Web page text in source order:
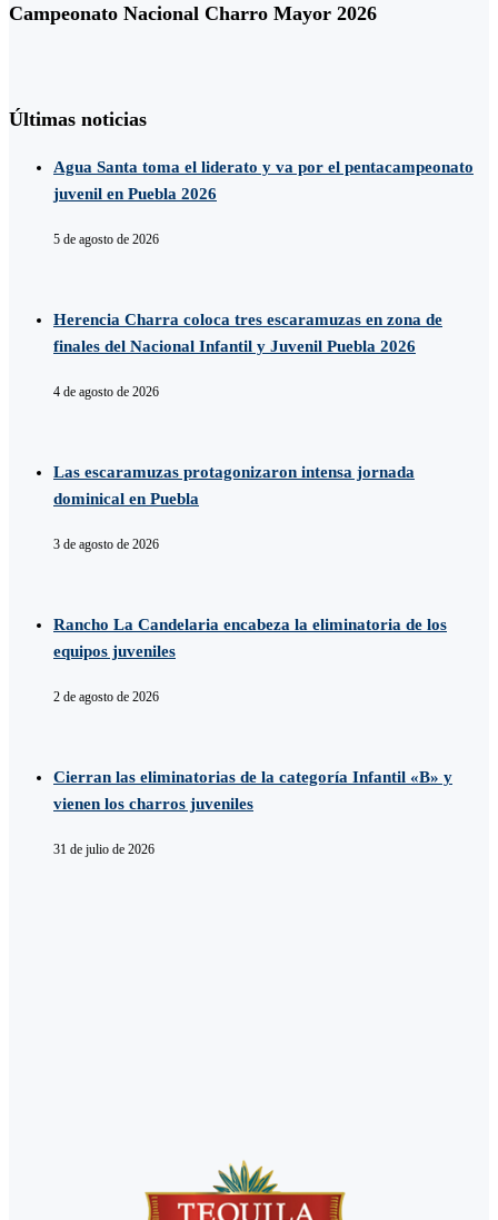
Campeonato Nacional Charro Mayor 2026
Últimas noticias
Agua Santa toma el liderato y va por el pentacampeonato
juvenil en Puebla 2026
5 de agosto de 2026
Herencia Charra coloca tres escaramuzas en zona de
finales del Nacional Infantil y Juvenil Puebla 2026
4 de agosto de 2026
Las escaramuzas protagonizaron intensa jornada
dominical en Puebla
3 de agosto de 2026
Rancho La Candelaria encabeza la eliminatoria de los
equipos juveniles
2 de agosto de 2026
Cierran las eliminatorias de la categoría Infantil «B» y
vienen los charros juveniles
31 de julio de 2026